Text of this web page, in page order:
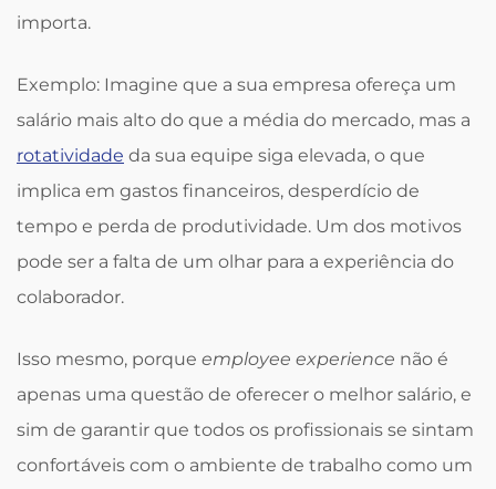
importa.
Exemplo: Imagine que a sua empresa ofereça um
salário mais alto do que a média do mercado, mas a
rotatividade da sua equipe siga elevada, o que
implica em gastos financeiros, desperdício de
tempo e perda de produtividade. Um dos motivos
pode ser a falta de um olhar para a experiência do
colaborador.
Isso mesmo, porque employee experience não é
apenas uma questão de oferecer o melhor salário, e
sim de garantir que todos os profissionais se sintam
confortáveis com o ambiente de trabalho como um